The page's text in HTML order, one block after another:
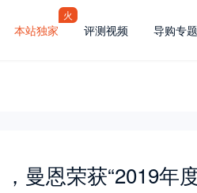
本站独家
火
评测视频 导购专题
曼恩荣获“2019年